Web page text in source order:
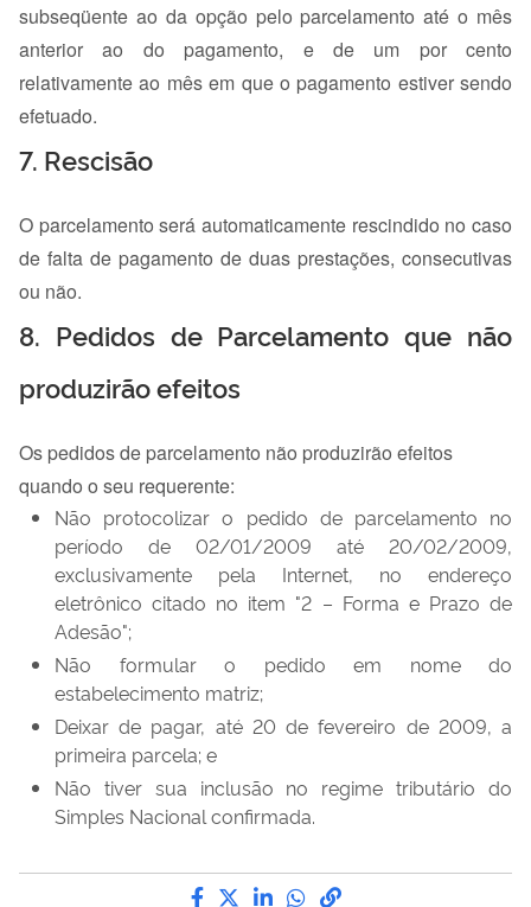
subseqüente ao da opção pelo parcelamento até o mês
anterior ao do pagamento, e de um por cento
relativamente ao mês em que o pagamento estiver sendo
efetuado.
7. Rescisão
O parcelamento será automaticamente rescindido no caso
de falta de pagamento de duas prestações, consecutivas
ou não.
8. Pedidos de Parcelamento que não
produzirão efeitos
Os pedidos de parcelamento não produzirão efeitos
quando o seu requerente:
Não protocolizar o pedido de parcelamento no
período de 02/01/2009 até 20/02/2009,
exclusivamente pela Internet, no endereço
eletrônico citado no item "2 – Forma e Prazo de
Adesão";
Não formular o pedido em nome do
estabelecimento matriz;
Deixar de pagar, até 20 de fevereiro de 2009, a
primeira parcela; e
Não tiver sua inclusão no regime tributário do
Simples Nacional confirmada.
Compartilhe por Facebook
Compartilhe por Twitter
Compartilhe por LinkedIn
Compartilhe por
link para Copiar